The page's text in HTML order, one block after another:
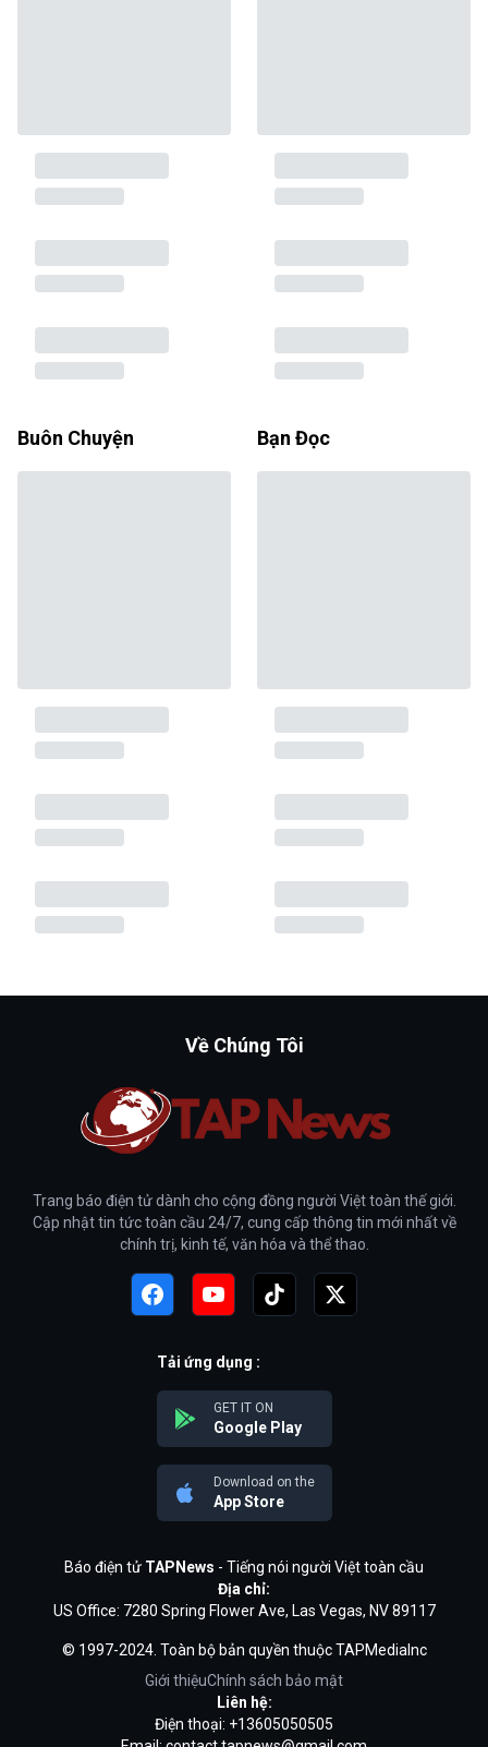
Buôn Chuyện Bạn Đọc
Về Chúng Tôi
Trang báo điện tử dành cho cộng đồng người Việt toàn thế giới.
Cập nhật tin tức toàn cầu 24/7, cung cấp thông tin mới nhất về
chính trị, kinh tế, văn hóa và thể thao.
Tải ứng dụng :
GET IT ON
Google Play
Download on the
App Store
Báo điện tử TAPNews - Tiếng nói người Việt toàn cầu
Địa chỉ:
US Office: 7280 Spring Flower Ave, Las Vegas, NV 89117
© 1997-2024. Toàn bộ bản quyền thuộc TAPMediaInc
Giới thiệuChính sách bảo mật
Liên hệ:
Điện thoại: +13605050505